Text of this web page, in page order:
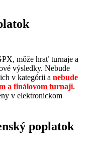
môže hrať turnaje a
výsledky. Nebude
v kategórii a nebude
a finálovom turnaji.
v elektronickom
poplatok